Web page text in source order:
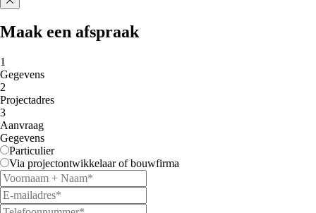
Maak een afspraak
1
Gegevens
2
Projectadres
3
Aanvraag
Gegevens
Particulier
Via projectontwikkelaar of bouwfirma